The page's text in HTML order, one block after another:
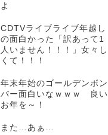
よ
CDTVライブライブ年越し
の面白かった「訳あって1
人いません！！！」女々し
くて！！！
年末年始のゴールデンボン
バー面白いなｗｗｗ 良い
お年を～！
また…あぁ…